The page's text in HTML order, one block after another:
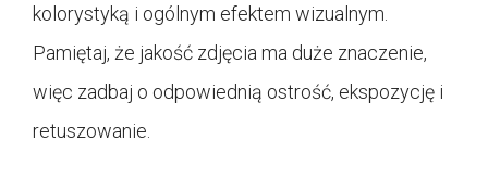
kolorystyką i ogólnym efektem wizualnym.
Pamiętaj, że jakość zdjęcia ma duże znaczenie,
więc zadbaj o odpowiednią ostrość, ekspozycję i
retuszowanie.